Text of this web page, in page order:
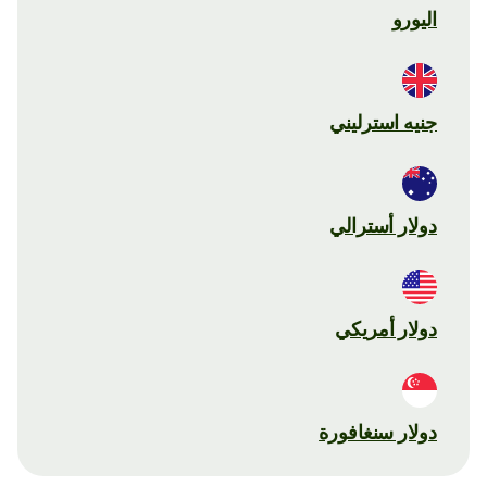
اليورو
جنيه استرليني
دولار أسترالي
دولار أمريكي
دولار سنغافورة